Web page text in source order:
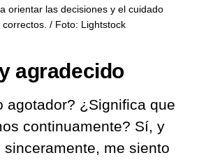
orientar las decisiones y el cuidado
correctos. / Foto: Lightstock
agradecido
agotador? ¿Significa que
continuamente? Sí, y
me siento